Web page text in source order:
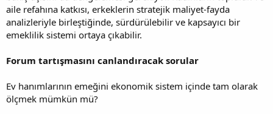
aile refahına katkısı, erkeklerin stratejik maliyet-fayda
analizleriyle birleştiğinde, sürdürülebilir ve kapsayıcı bir
emeklilik sistemi ortaya çıkabilir.
Forum tartışmasını canlandıracak sorular
Ev hanımlarının emeğini ekonomik sistem içinde tam olarak
ölçmek mümkün mü?